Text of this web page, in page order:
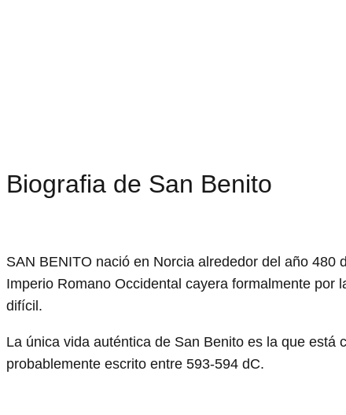
Biografia de San Benito
SAN BENITO nació en Norcia alrededor del año 480
Imperio Romano Occidental cayera formalmente por
difícil.
La única vida auténtica de San Benito es la que
probablemente escrito entre 593-594 dC.